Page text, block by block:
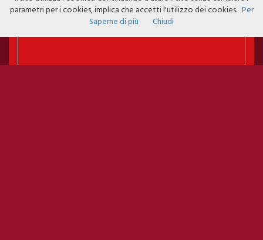
parametri per i cookies, implica che accetti l'utilizzo dei cookies. Per
Saperne di più
Chiudi